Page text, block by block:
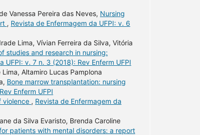
Vanessa Pereira das Neves, Nursing
, Revista de Enfermagem da UFPI: v. 6
Lima, Vívian Ferreira da Silva, Vitória
studies and research in nursing:
UFPI: v. 7 n. 3 (2018): Rev Enferm UFPI
Altamiro Lucas Pamplona
Bone marrow transplantation: nursing
Enferm UFPI
violence , Revista de Enfermagem da
da Silva Evaristo, Brenda Caroline
patients with mental disorders: a report